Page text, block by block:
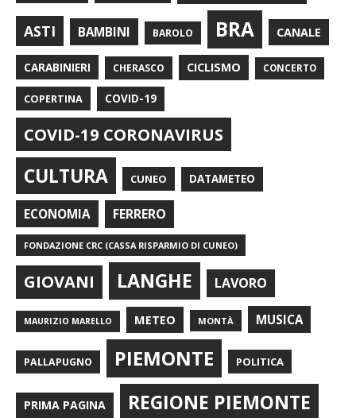
ASTI BAMBINI BAROLO BRA CANALE
CARABINIERI CHERASCO CICLISMO CONCERTO
COPERTINA COVID-19
COVID-19 CORONAVIRUS
CULTURA CUNEO DATAMETEO
ECONOMIA FERRERO
FONDAZIONE CRC (CASSA RISPARMIO DI CUNEO)
GIOVANI LANGHE LAVORO
MAURIZIO MARELLO METEO MONTÀ MUSICA
PALLAPUGNO PIEMONTE POLITICA
PRIMA PAGINA REGIONE PIEMONTE